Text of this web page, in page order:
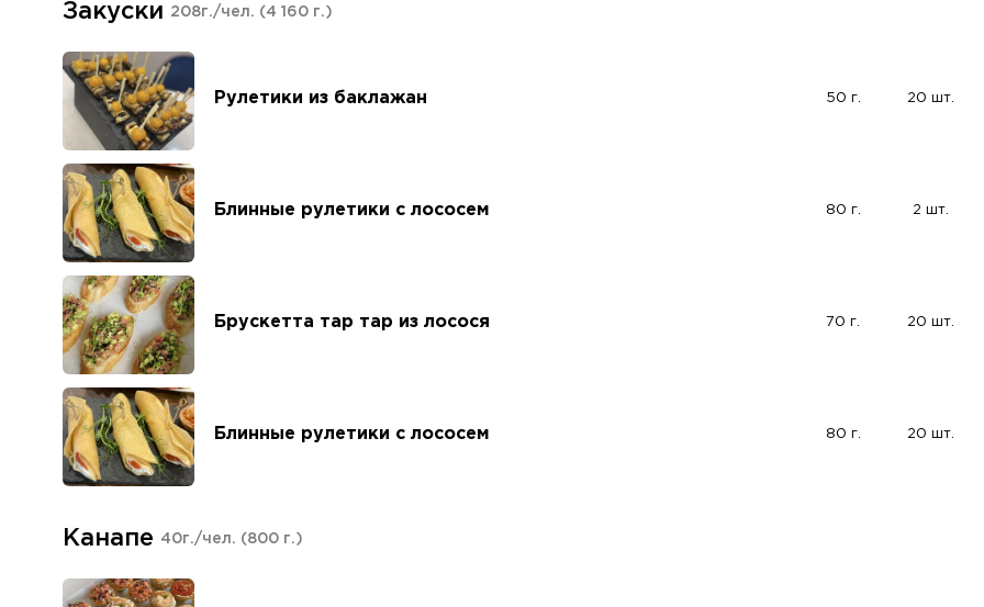
Закуски 208г./чел. (4 160 г.)
Рулетики из баклажан 50 г. 20 шт.
Блинные рулетики с лососем 80 г. 2 шт.
Брускетта тар тар из лосося 70 г. 20 шт.
Блинные рулетики с лососем 80 г. 20 шт.
Канапе 40г./чел. (800 г.)